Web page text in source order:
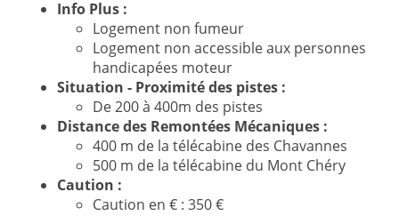
Info Plus :
Logement non fumeur
Logement non accessible aux personnes
handicapées moteur
Situation - Proximité des pistes :
De 200 à 400m des pistes
Distance des Remontées Mécaniques :
400 m de la télécabine des Chavannes
500 m de la télécabine du Mont Chéry
Caution :
Caution en € : 350 €